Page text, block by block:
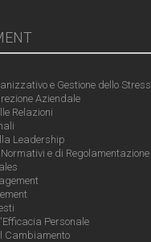
e Gestione dello Stress
Aziendale
Relazioni
Leadership
e di Regolamentazione
Personale
Cambiamento